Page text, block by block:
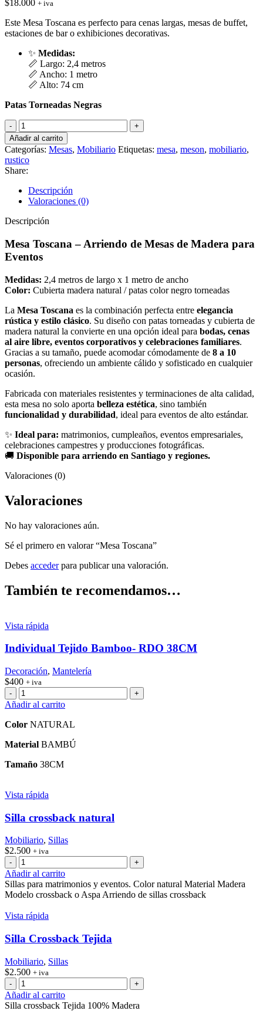
$18.000 + iva
Este Mesa Toscana es perfecto para cenas largas, mesas de buffet,
estaciones de bar o exhibiciones decorativas.
✨ Medidas:
📏 Largo: 2,4 metros
📏 Ancho: 1 metro
📏 Alto: 74 cm
Patas Torneadas Negras
Mesa
Toscana
cantidad
Añadir al carrito
Categorías: Mesas, Mobiliario Etiquetas: mesa, meson, mobiliario,
rustico
Share:
Descripción
Valoraciones (0)
Descripción
Mesa Toscana – Arriendo de Mesas de Madera para
Eventos
Medidas: 2,4 metros de largo x 1 metro de ancho
Color: Cubierta madera natural / patas color negro torneadas
La Mesa Toscana es la combinación perfecta entre elegancia
rústica y estilo clásico. Su diseño con patas torneadas y cubierta de
madera natural la convierte en una opción ideal para bodas, cenas
al aire libre, eventos corporativos y celebraciones familiares.
Gracias a su tamaño, puede acomodar cómodamente de 8 a 10
personas, ofreciendo un ambiente cálido y sofisticado en cualquier
ocasión.
Fabricada con materiales resistentes y terminaciones de alta calidad,
esta mesa no solo aporta belleza estética, sino también
funcionalidad y durabilidad, ideal para eventos de alto estándar.
✨ Ideal para: matrimonios, cumpleaños, eventos empresariales,
celebraciones campestres y producciones fotográficas.
🚚 Disponible para arriendo en Santiago y regiones.
Valoraciones (0)
Valoraciones
No hay valoraciones aún.
Sé el primero en valorar “Mesa Toscana”
Debes accederpara publicar una valoración.
También te recomendamos…
Vista rápida
Individual Tejido Bamboo- RDO 38CM
Decoración, Mantelería
$400 + iva
Individual
Tejido
RDO
cantidad
Añadir al carrito
Color NATURAL
Material BAMBÚ
Tamaño 38CM
Vista rápida
Silla crossback natural
Mobiliario, Sillas
$2.500 + iva
Silla
crossback
natural
cantidad
Añadir al carrito
Sillas para matrimonios y eventos. Color natural Material Madera
Modelo crossback o Aspa Arriendo de sillas crossback
Vista rápida
Silla Crossback Tejida
Mobiliario, Sillas
$2.500 + iva
Silla
Crossback
Tejida
Añadir al carrito
Silla crossback Tejida 100% Madera